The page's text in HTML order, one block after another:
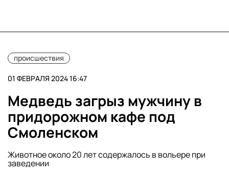
происшествия
01 ФЕВРАЛЯ 2024 16:47
Медведь загрыз мужчину в
придорожном кафе под
Смоленском
Животное около 20 лет содержалось в вольере при
заведении